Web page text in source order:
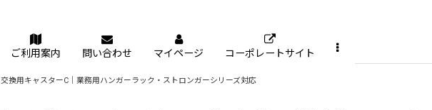
ご利用案内 問い合わせ マイページ コーポレートサイト
交換用キャスターC｜業務用ハンガーラック・ストロンガーシリーズ対応